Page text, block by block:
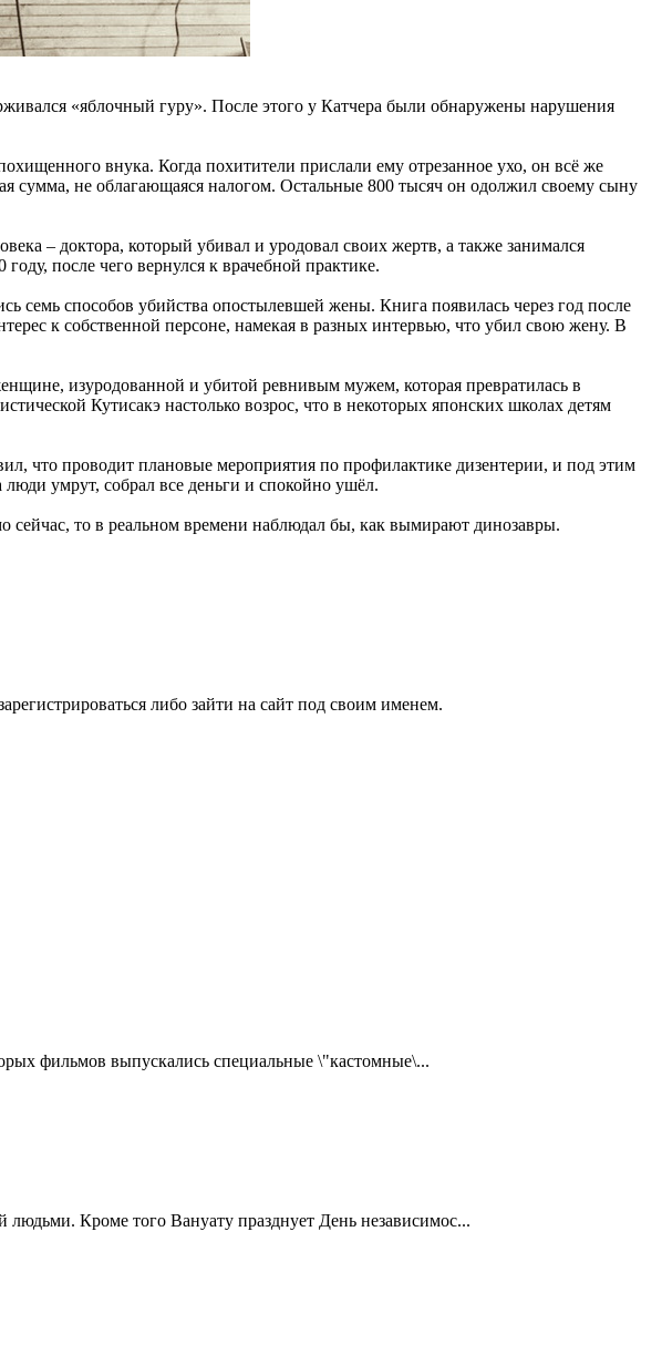
«яблочный гуру». После этого у Катчера были обнаружены нарушения
внука. Когда похитители прислали ему отрезанное ухо, он всё же
сумма, не облагающаяся налогом. Остальные 800 тысяч он одолжил своему сыну
– доктора, который убивал и уродовал своих жертв, а также занимался
после чего вернулся к врачебной практике.
семь способов убийства опостылевшей жены. Книга появилась через год после
к собственной персоне, намекая в разных интервью, что убил свою жену. В
изуродованной и убитой ревнивым мужем, которая превратилась в
Кутисакэ настолько возрос, что в некоторых японских школах детям
что проводит плановые мероприятия по профилактике дизентерии, и под этим
умрут, собрал все деньги и спокойно ушёл.
сейчас, то в реальном времени наблюдал бы, как вымирают динозавры.
либо зайти на сайт под своим именем.
фильмов выпускались специальные \"кастомные\...
Кроме того Вануату празднует День независимос...